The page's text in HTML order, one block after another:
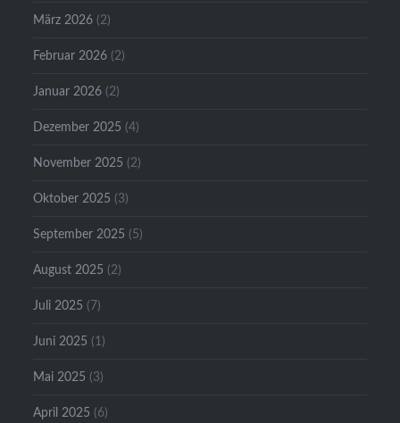
März 2026 (2)
Februar 2026 (2)
Januar 2026 (2)
Dezember 2025 (4)
November 2025 (2)
Oktober 2025 (3)
September 2025 (5)
August 2025 (2)
Juli 2025 (7)
Juni 2025 (1)
Mai 2025 (3)
April 2025 (6)